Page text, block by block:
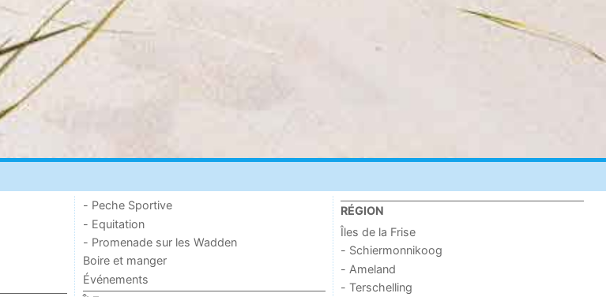
- Peche Sportive
- Equitation
- Promenade sur les Wadden
Boire et manger
Événements
RÉGION
Îles de la Frise
- Schiermonnikoog
- Ameland
- Terschelling